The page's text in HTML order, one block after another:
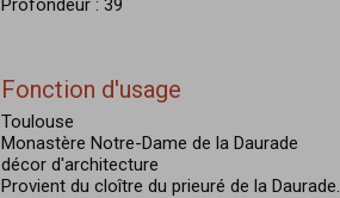
Profondeur : 39
Fonction d'usage
Toulouse
Monastère Notre-Dame de la Daurade
décor d'architecture
Provient du cloître du prieuré de la Daurade.